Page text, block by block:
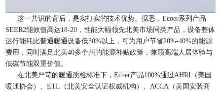
这一共识的背后，是实打实的技术优势。据悉，Ecoer系列产品
SEER2能效值高达18-20，性能大幅领先北美市场同类产品，设备整体
运行能耗比普通暖通设备低30%以上，可为用户节省20%-40%的能源
费用，同时满足北美40多个州的能源补贴政策，兼顾高端人居体验与
低碳节能双重价值。
在北美严苛的暖通质检标准下，Ecoer产品100%通过AHRI（美国
暖通协会）、ETL（北美安全认证权威机构）、ACCA（美国安装商